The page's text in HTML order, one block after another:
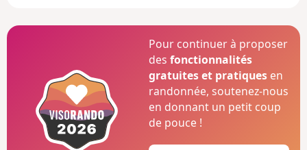
Pour continuer à proposer
desfonctionnalités
gratuites et pratiques en
randonnée, soutenez-nous
en donnant un petit coup
de pouce !